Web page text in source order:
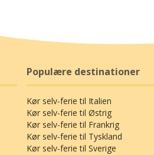
forud, hvis I ankommer
20.30.
serveres
for offentligheden, og her
du sende en mail til
Populære destinationer
Kør selv-ferie til Italien
Kør selv-ferie til Østrig
Kør selv-ferie til Frankrig
Kør selv-ferie til Tyskland
Kør selv-ferie til Sverige